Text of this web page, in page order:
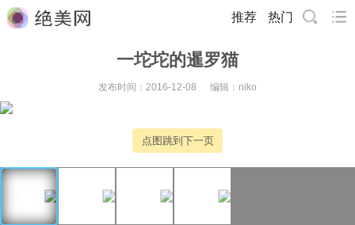
推荐 热门
一坨坨的暹罗猫
发布时间：2016-12-08 编辑：niko
点图跳到下一页